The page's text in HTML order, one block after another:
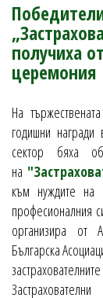
получиха
церемония
На
годишни награди
сектор бяха
на
към нуждите на
професионалния
организира от
Българска